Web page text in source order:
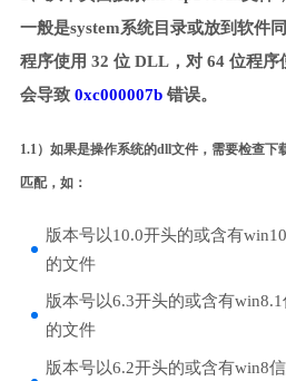
一般是system系统目录或放到软件
程序使用 32 位 DLL，对 64 位程
会导致 0xc000007b错误。
1.1）如果是操作系统的dll文件，需要检查
匹配，如：
版本号以10.0开头的或含有
的文件
版本号以6.3开头的或含有
的文件
版本号以6.2开头的或含有win8